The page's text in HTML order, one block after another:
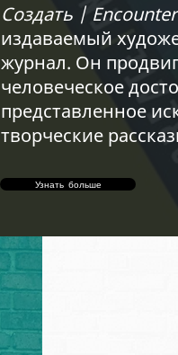
Создать | Encounter
издаваемый
журнал. Он
человеческое
представленное
творческие
Узнать больше